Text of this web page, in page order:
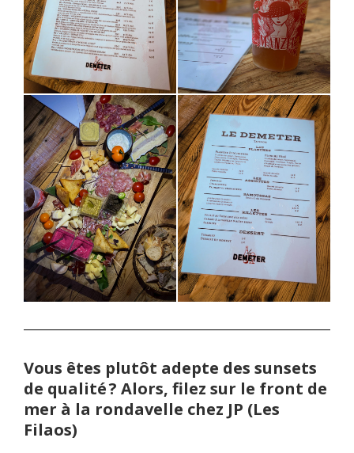
Vous êtes plutôt adepte des sunsets
de qualité ? Alors, filez sur le front de
mer à la rondavelle chez JP (Les
Filaos)